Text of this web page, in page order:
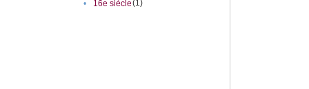
•
16e siècle(1)